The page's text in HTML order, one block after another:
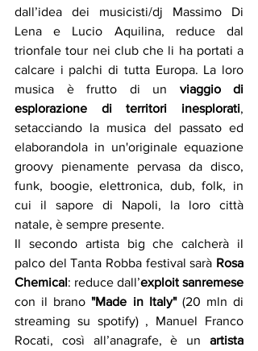
dall’idea dei musicisti/dj Massimo Di
Lena e Lucio Aquilina, reduce dal
trionfale tour nei club che li ha portati a
calcare i palchi di tutta Europa. La loro
musica è frutto di un viaggio di
esplorazione di territori inesplorati,
setacciando la musica del passato ed
elaborandola in un'originale equazione
groovy pienamente pervasa da disco,
funk, boogie, elettronica, dub, folk, in
cui il sapore di Napoli, la loro città
natale, è sempre presente.
Il secondo artista big che calcherà il
palco del Tanta Robba festival sarà Rosa
Chemical: reduce dall’exploit sanremese
con il brano "Made in Italy" (20 mln di
streaming su spotify) , Manuel Franco
Rocati, così all’anagrafe, è un artista